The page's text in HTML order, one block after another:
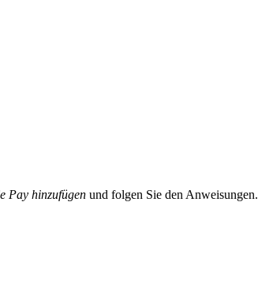
Pay hinzufügen und folgen Sie den Anweisungen.